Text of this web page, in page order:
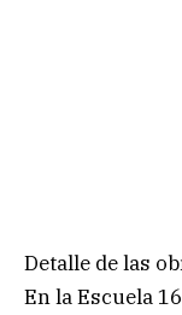
Detalle de las
En la Escuela